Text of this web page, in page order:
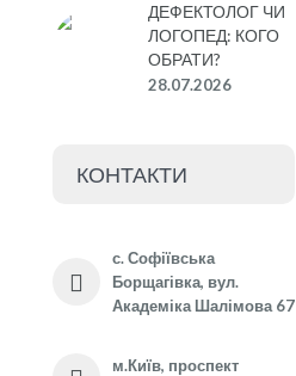
ДЕФЕКТОЛОГ ЧИ
ЛОГОПЕД: КОГО
ОБРАТИ?
28.07.2026
КОНТАКТИ
с. Софіївська
Борщагівка, вул.
Академіка Шалімова 67
м.Київ, проспект